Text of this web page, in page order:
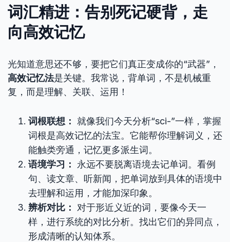
词汇精进：告别死记硬背，走
向高效记忆
光知道意思还不够，要把它们真正变成你的“武器”，
高效记忆法是关键。我常说，背单词，不是机械重
复，而是理解、关联、运用！
词根联想：
就像我们今天分析“sci-”一样，掌握
词根是高效记忆的法宝。它能帮你理解词义，还
能触类旁通，记忆更多派生词。
语境学习：
永远不要脱离语境去记单词。看例
句、读文章、听新闻，把单词放到具体的语境中
去理解和运用，才能加深印象。
辨析对比：
对于形近义近的词，要像今天一
样，进行系统的对比分析。找出它们的异同点，
形成清晰的认知体系。